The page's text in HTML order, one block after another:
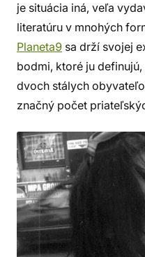
je situácia iná, veľa
literatúru v mnohých
Planeta9 sa drží svojej
bodmi, ktoré ju
dvoch stálych
značný počet